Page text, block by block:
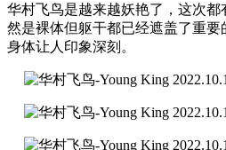
华村飞鸟是越来越妖艳了，这次
然是裸体但躯干都已经遮盖了重
身体让人印象深刻。